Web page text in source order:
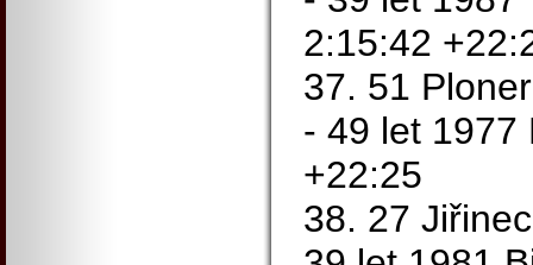
2:15:42
37. 51
- 49 let 1977
+22:25
38. 27